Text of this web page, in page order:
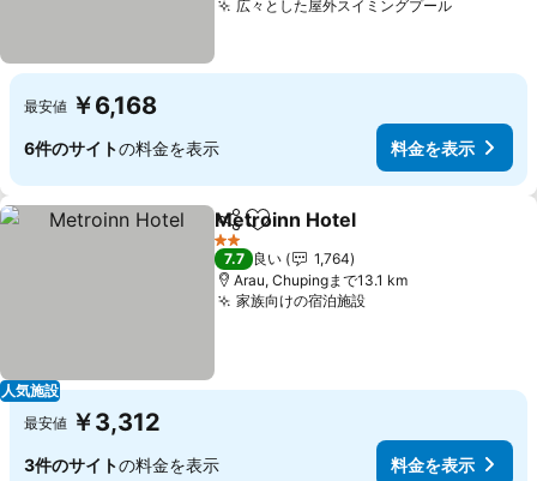
広々とした屋外スイミングプール料金を表
最安値 ￥6,168
6件のサイトの料金を表示 料金を表示
人気施設
シェアお気に入りに追加
Metroinn Hotel
2 ホテルのランク
7.7 良い
1,764
Arau, Chupingまで13.1 km
家族向けの宿泊施設料金を表示
最安値 ￥3,312
3件のサイトの料金を表示 料金を表示